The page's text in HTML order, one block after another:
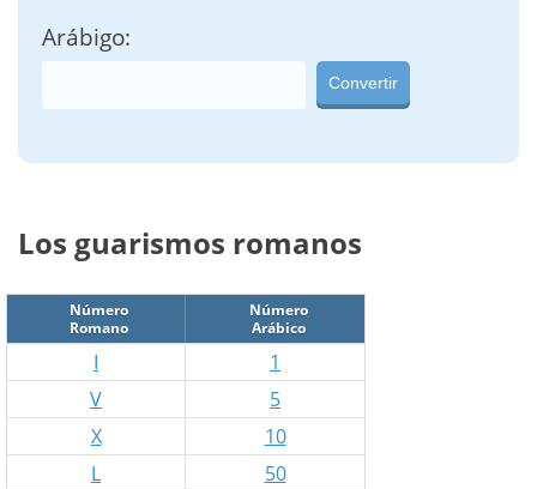
Arábigo:
Convertir
Los guarismos romanos
Número
Romano
Número
Arábico
I
1
V
5
X
10
L
50